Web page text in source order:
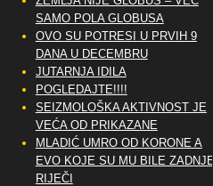
SAMO POLA GLOBUSA
OVO SU POTRESI U PRVIH 9
DANA U DECEMBRU
JUTARNJA IDILA
POGLEDAJTE!!!!
SEIZMOLOŠKA AKTIVNOST JE
VEĆA OD PRIKAZANE
MLADIĆ UMRO OD KORONE A
EVO KOJE SU MU BILE ZADNJE
RIJEČI